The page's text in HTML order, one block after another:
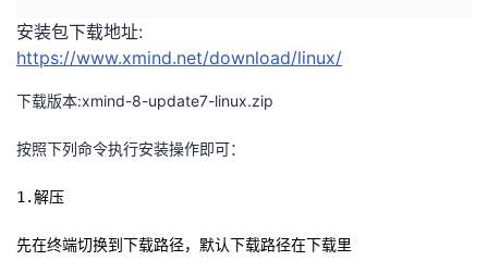
主
页
的
开
发
者
我
安装包下载地址:
https://www.xmind.net/download/linux/
下载版本:xmind-8-update7-linux.zip
按照下列命令执行安装操作即可：
1.解压
先在终端切换到下载路径，默认下载路径在下载里